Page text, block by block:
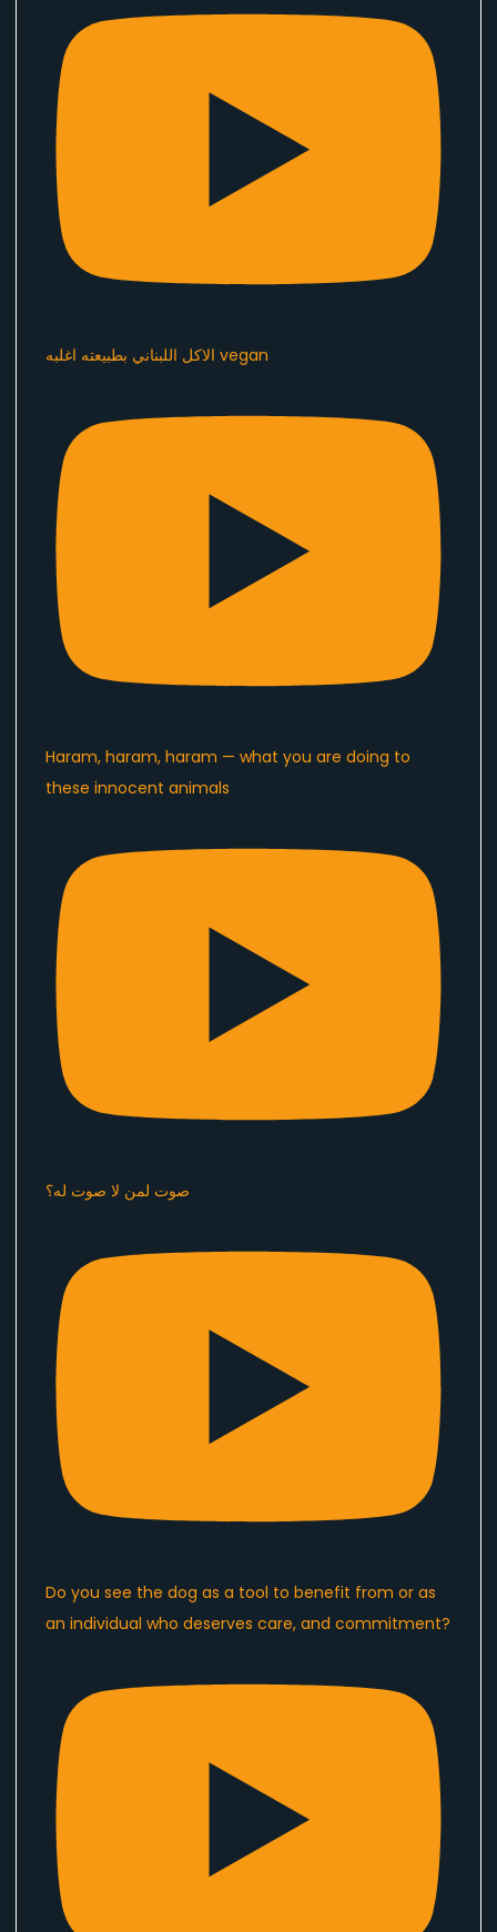
الاكل اللبناني بطبيعته اغلبه vegan
Haram, haram, haram — what you are doing to
these innocent animals
صوت لمن لا صوت له؟
Do you see the dog as a tool to benefit from or as
an individual who deserves care, and commitment?